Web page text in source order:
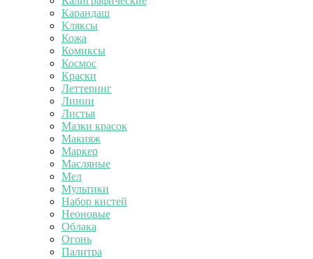
Карандаш
Кляксы
Кожа
Комиксы
Космос
Краски
Леттеринг
Линии
Листья
Мазки красок
Макияж
Маркер
Масляные
Мел
Мультики
Набор кистей
Неоновые
Облака
Огонь
Палитра